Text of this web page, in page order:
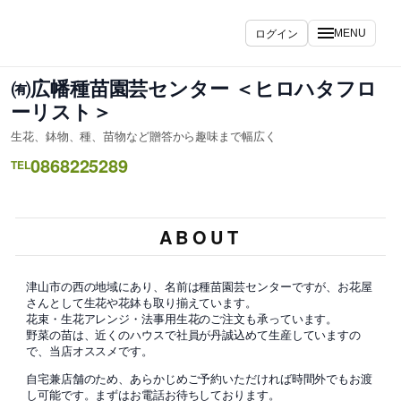
ログイン MENU
㈲広幡種苗園芸センター ＜ヒロハタフロ
ーリスト＞
生花、鉢物、種、苗物など贈答から趣味まで幅広く
TEL0868225289
ABOUT
津山市の西の地域にあり、名前は種苗園芸センターですが、お花屋
さんとして生花や花鉢も取り揃えています。
花束・生花アレンジ・法事用生花のご注文も承っています。
野菜の苗は、近くのハウスで社員が丹誠込めて生産していますの
で、当店オススメです。
自宅兼店舗のため、あらかじめご予約いただければ時間外でもお渡
し可能です。まずはお電話お待ちしております。